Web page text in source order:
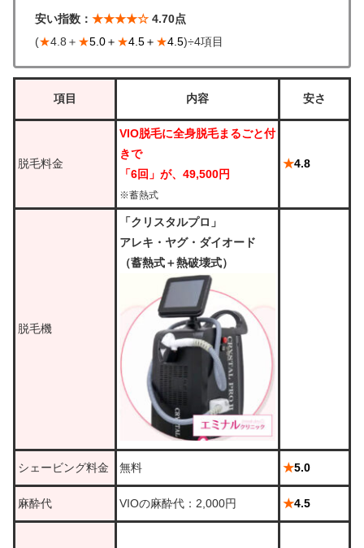
安い指数： ★★★★☆ 4.70点
(★4.8＋ ★5.0＋ ★4.5＋ ★4.5)÷4項目
項目 内容 安さ
脱毛料金
VIO脱毛に全身脱毛まるごと付
きで
「6回」が、49,500円
※蓄熱式
★4.8
脱毛機
「クリスタルプロ」
アレキ・ヤグ・ダイオード
（蓄熱式＋熱破壊式）
シェービング料金 無料 ★5.0
麻酔代 VIOの麻酔代：2,000円 ★4.5